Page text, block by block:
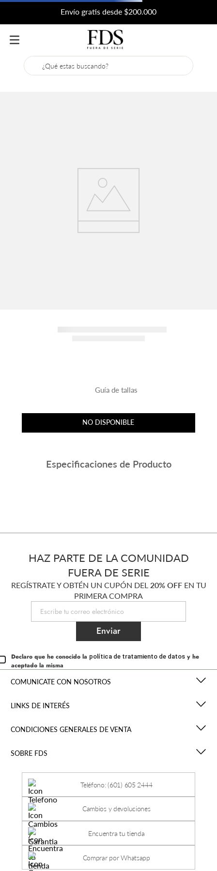
Envío gratis desde $200.000
¿Qué estas buscando?
Guía de tallas
NO DISPONIBLE
Especificaciones de Producto
HAZ PARTE DE LA COMUNIDAD
FUERA DE SERIE
REGÍSTRATE Y OBTÉN UN CUPÓN DEL 20% OFFEN TU
PRIMERA COMPRA
Enviar
Declaro que he conocido la política de tratamiento de datos y he
aceptado la misma
COMUNICATE CON NOSOTROS
LINKS DE INTERÉS
CONDICIONES GENERALES DE VENTA
SOBRE FDS
Teléfono: (601) 605 2444
Cambios y devoluciones
Encuentra tu tienda
Comprar por Whatsapp